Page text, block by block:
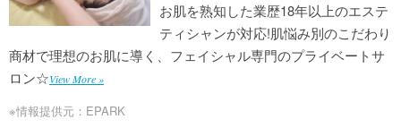
お肌を熟知した業歴18年以上のエステ
ティシャンが対応!肌悩み別のこだわり
商材で理想のお肌に導く、フェイシャル専門のプライベートサ
ロン☆View More »
※情報提供元：EPARK